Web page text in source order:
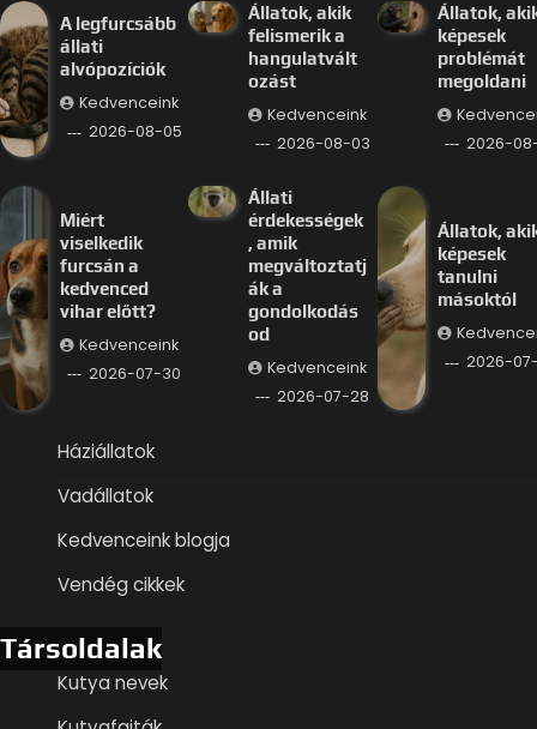
A legfurcsább
állati
alvópozíciók
Kedvenceink
2026-08-05
Állatok, akik
felismerik a
hangulatvált
ozást
Kedvenceink
2026-08-03
Állatok,
képesek
problémát
megoldani
2026-
Miért
viselkedik
furcsán a
kedvenced
vihar előtt?
Kedvenceink
2026-07-30
Állati
érdekességek
, amik
megváltoztatj
ák a
gondolkodás
od
Kedvenceink
2026-07-28
Állatok,
képesek
tanulni
másoktól
2026-
Háziállatok
Vadállatok
Kedvenceink blogja
Vendég cikkek
Társoldalak
Kutya nevek